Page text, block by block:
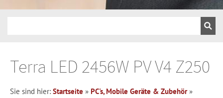
Terra LED 2456W PV V4 Z250
Sie sind hier: Startseite » PC's, Mobile Geräte & Zubehör»